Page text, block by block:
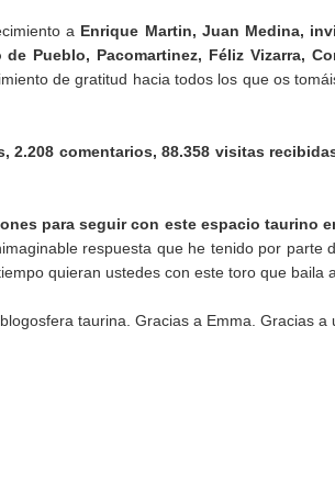
a Enrique Martin, Juan Medina,
de Pueblo, Pacomartinez, Féliz Vizarra,
de gratitud hacia todos los que os
2.208 comentarios, 88.358 visitas
para seguir con este espacio taurino
respuesta que he tenido por parte
quieran ustedes con este toro que baila
taurina. Gracias a Emma. Gracias a